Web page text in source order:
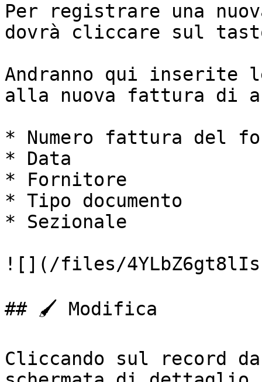
Per registrare una
dovrà cliccare sul
Andranno qui inserite
alla nuova fattura di
* Numero fattura del
* Data
* Fornitore
* Tipo documento
* Sezionale
![](/files/
## 🖌️ Modifica
Cliccando sul record